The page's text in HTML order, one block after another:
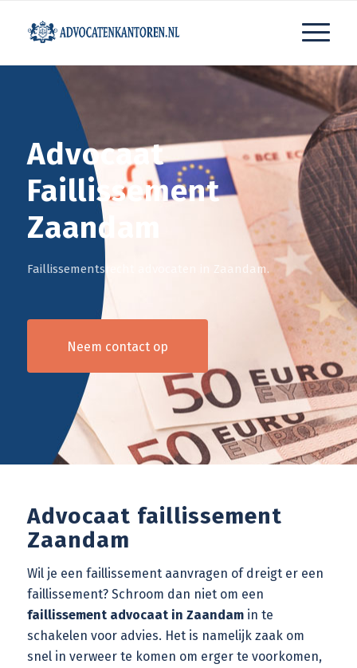
Advocaat
Faillissement
Zaandam
Faillissementsrecht advocaten in Zaandam.
Neem contact op
Advocaat faillissement
Zaandam
Wil je een faillissement aanvragen of dreigt er een
faillissement? Schroom dan niet om een
faillissement advocaat in Zaandamin te
schakelen voor advies. Het is namelijk zaak om
snel in verweer te komen om erger te voorkomen,